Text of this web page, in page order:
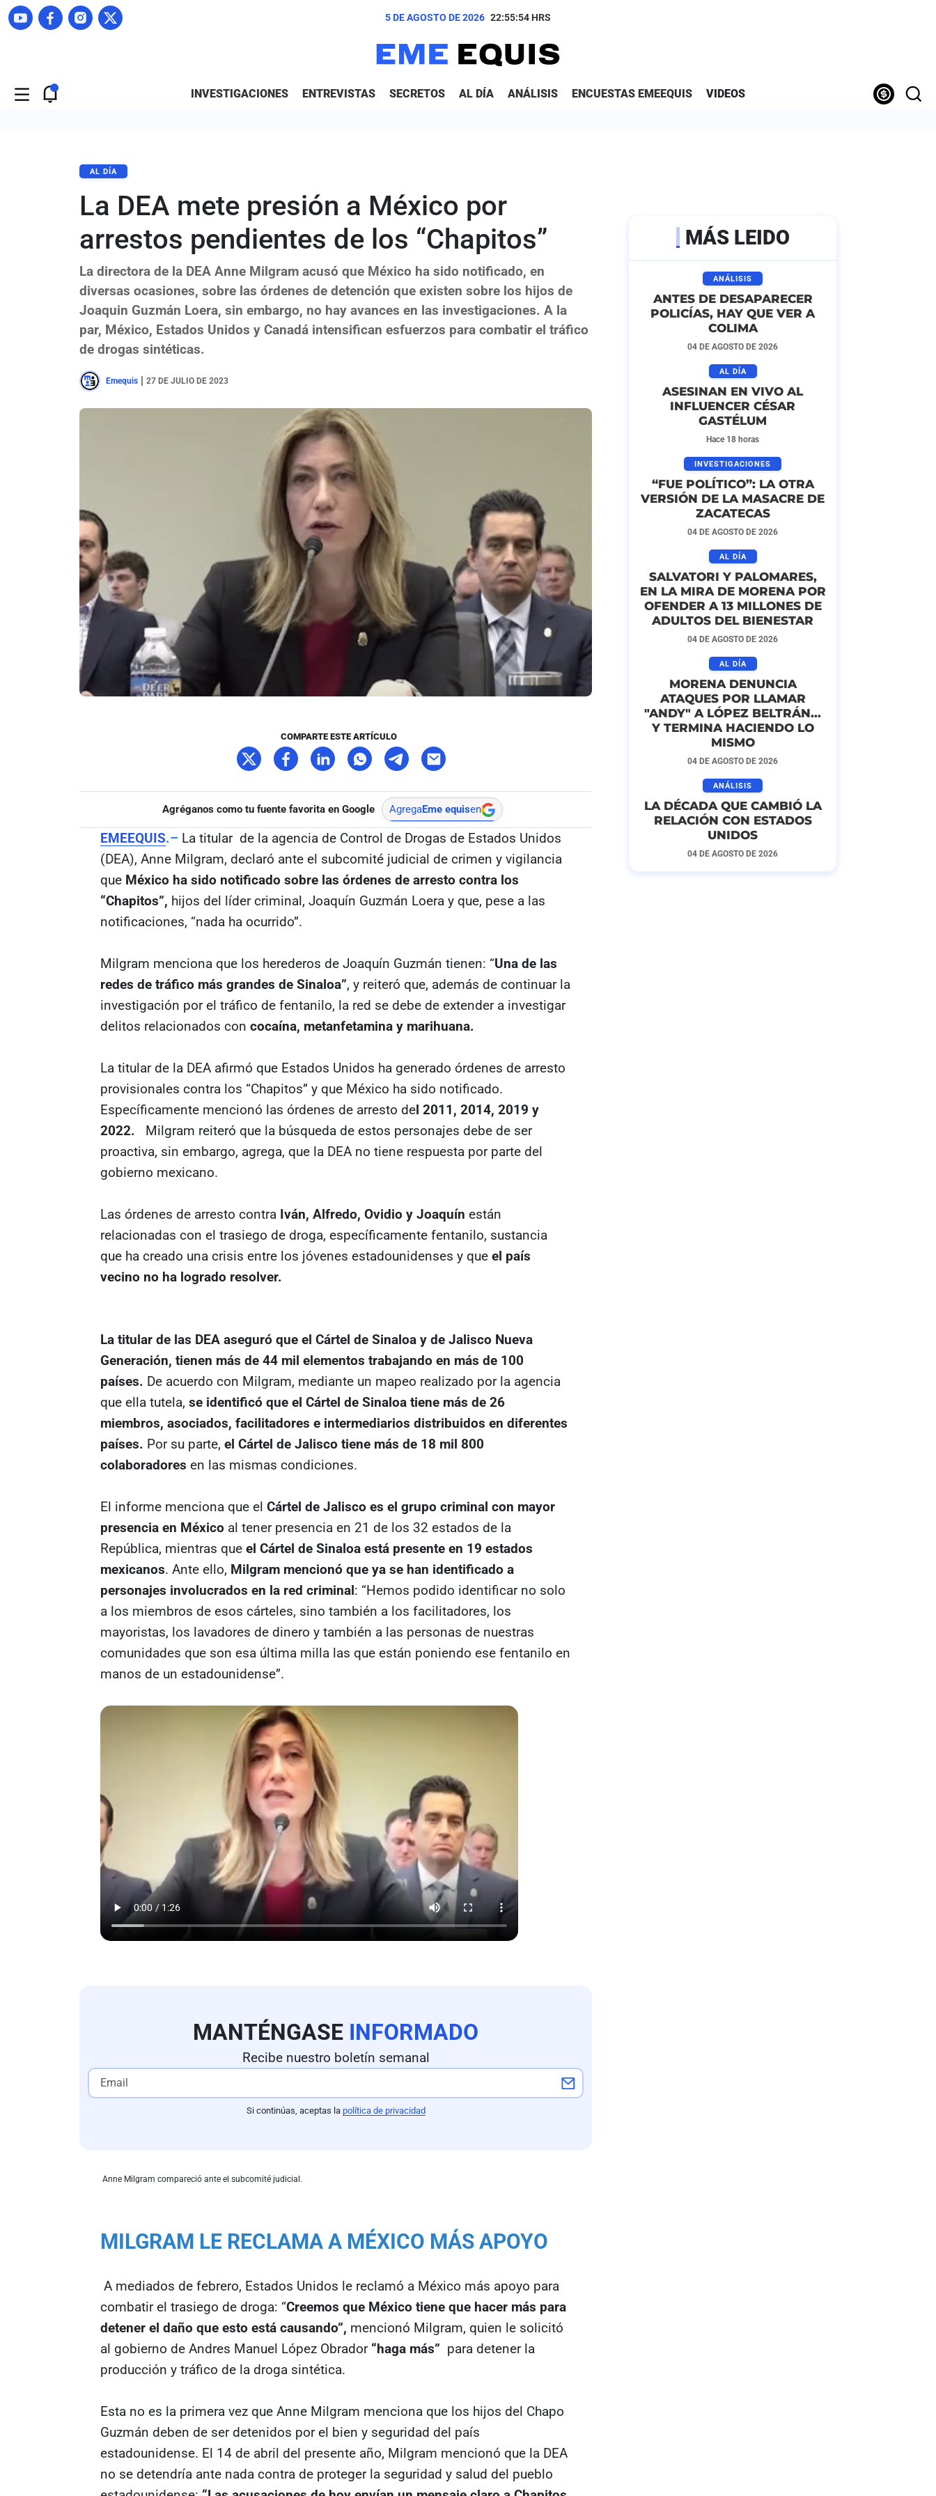
5 DE AGOSTO DE 2026 22:55:55 HRS
INVESTIGACIONES ENTREVISTAS SECRETOS AL DÍA ANÁLISIS ENCUESTAS EMEEQUIS VIDEOS
AL DÍA
La DEA mete presión a México por
arrestos pendientes de los “Chapitos”
La directora de la DEA Anne Milgram acusó que México ha sido notificado, en
diversas ocasiones, sobre las órdenes de detención que existen sobre los hijos de
Joaquin Guzmán Loera, sin embargo, no hay avances en las investigaciones. A la
par, México, Estados Unidos y Canadá intensifican esfuerzos para combatir el tráfico
de drogas sintéticas.
Emequis 27 DE JULIO DE 2023
COMPARTE ESTE ARTÍCULO
Agréganos como tu fuente favorita en Google AgregaEme equisen
EMEEQUIS.– La titular de la agencia de Control de Drogas de Estados Unidos
(DEA), Anne Milgram, declaró ante el subcomité judicial de crimen y vigilancia
que México ha sido notificado sobre las órdenes de arresto contra los
“Chapitos”, hijos del líder criminal, Joaquín Guzmán Loera y que, pese a las
notificaciones, “nada ha ocurrido”.
Milgram menciona que los herederos de Joaquín Guzmán tienen: “Una de las
redes de tráfico más grandes de Sinaloa”, y reiteró que, además de continuar la
investigación por el tráfico de fentanilo, la red se debe de extender a investigar
delitos relacionados con cocaína, metanfetamina y marihuana.
La titular de la DEA afirmó que Estados Unidos ha generado órdenes de arresto
provisionales contra los “Chapitos” y que México ha sido notificado.
Específicamente mencionó las órdenes de arresto del 2011, 2014, 2019 y
2022. Milgram reiteró que la búsqueda de estos personajes debe de ser
proactiva, sin embargo, agrega, que la DEA no tiene respuesta por parte del
gobierno mexicano.
Las órdenes de arresto contra Iván, Alfredo, Ovidio y Joaquín están
relacionadas con el trasiego de droga, específicamente fentanilo, sustancia
que ha creado una crisis entre los jóvenes estadounidenses y que el país
vecino no ha logrado resolver.
La titular de las DEA aseguró que el Cártel de Sinaloa y de Jalisco Nueva
Generación, tienen más de 44 mil elementos trabajando en más de 100
países. De acuerdo con Milgram, mediante un mapeo realizado por la agencia
que ella tutela, se identificó que el Cártel de Sinaloa tiene más de 26
miembros, asociados, facilitadores e intermediarios distribuidos en diferentes
países. Por su parte, el Cártel de Jalisco tiene más de 18 mil 800
colaboradores en las mismas condiciones.
El informe menciona que el Cártel de Jalisco es el grupo criminal con mayor
presencia en México al tener presencia en 21 de los 32 estados de la
República, mientras que el Cártel de Sinaloa está presente en 19 estados
mexicanos. Ante ello, Milgram mencionó que ya se han identificado a
personajes involucrados en la red criminal: “Hemos podido identificar no solo
a los miembros de esos cárteles, sino también a los facilitadores, los
mayoristas, los lavadores de dinero y también a las personas de nuestras
comunidades que son esa última milla las que están poniendo ese fentanilo en
manos de un estadounidense”.
MANTÉNGASE INFORMADO
Recibe nuestro boletín semanal
Si continúas, aceptas la política de privacidad
Anne Milgram compareció ante el subcomité judicial.
MILGRAM LE RECLAMA A MÉXICO MÁS APOYO
A mediados de febrero, Estados Unidos le reclamó a México más apoyo para
combatir el trasiego de droga: “Creemos que México tiene que hacer más para
detener el daño que esto está causando”, mencionó Milgram, quien le solicitó
al gobierno de Andres Manuel López Obrador “haga más” para detener la
producción y tráfico de la droga sintética.
Esta no es la primera vez que Anne Milgram menciona que los hijos del Chapo
Guzmán deben de ser detenidos por el bien y seguridad del país
estadounidense. El 14 de abril del presente año, Milgram mencionó que la DEA
no se detendría ante nada contra de proteger la seguridad y salud del pueblo
MÁS LEIDO
ANÁLISIS
ANTES DE DESAPARECER
POLICÍAS, HAY QUE VER A
COLIMA
04 DE AGOSTO DE 2026
AL DÍA
ASESINAN EN VIVO AL
INFLUENCER CÉSAR
GASTÉLUM
Hace 18 horas
INVESTIGACIONES
“FUE POLÍTICO”: LA OTRA
VERSIÓN DE LA MASACRE DE
ZACATECAS
04 DE AGOSTO DE 2026
AL DÍA
SALVATORI Y PALOMARES,
EN LA MIRA DE MORENA POR
OFENDER A 13 MILLONES DE
ADULTOS DEL BIENESTAR
04 DE AGOSTO DE 2026
AL DÍA
MORENA DENUNCIA
ATAQUES POR LLAMAR
"ANDY" A LÓPEZ BELTRÁN...
Y TERMINA HACIENDO LO
MISMO
04 DE AGOSTO DE 2026
ANÁLISIS
LA DÉCADA QUE CAMBIÓ LA
RELACIÓN CON ESTADOS
UNIDOS
04 DE AGOSTO DE 2026